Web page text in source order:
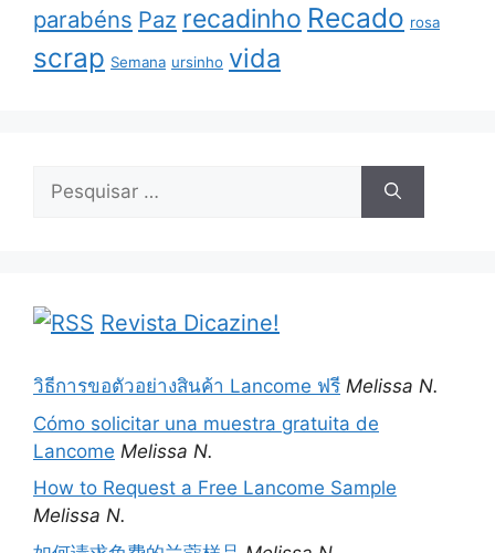
parabéns Paz recadinho Recado rosa
scrap Semana ursinho vida
Pesquisar
Revista Dicazine!
วิธีการขอตัวอย่างสินค้า Lancome ฟรี Melissa N.
Cómo solicitar una muestra gratuita de
Lancome Melissa N.
How to Request a Free Lancome Sample
Melissa N.